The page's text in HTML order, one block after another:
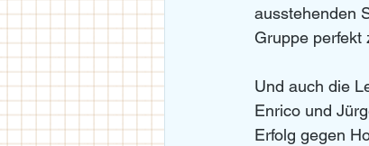
ausstehenden
Gruppe perfekt
Und auch die
Enrico und
Erfolg gegen